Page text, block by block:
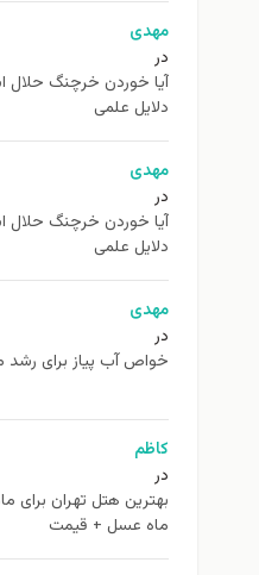
مهدی
در
آیا خوردن خرچنگ حلال
دلایل علمی
مهدی
در
آیا خوردن خرچنگ حلال
دلایل علمی
مهدی
در
خواص آب پیاز برای رشد
کاظم
در
ماه عسل + قیمت